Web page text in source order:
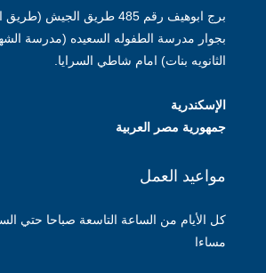
برج ابوهيف رقم 485 طريق
بجوار مدرسة الطفوله السعيده (مدرسة
الثانويه بنات) امام شاطي السرايا.
الإسكندرية
جمهورية مصر العربية
مواعيد العمل
كل الأيام من الساعة التاسعة صباحا حتي
مساءا